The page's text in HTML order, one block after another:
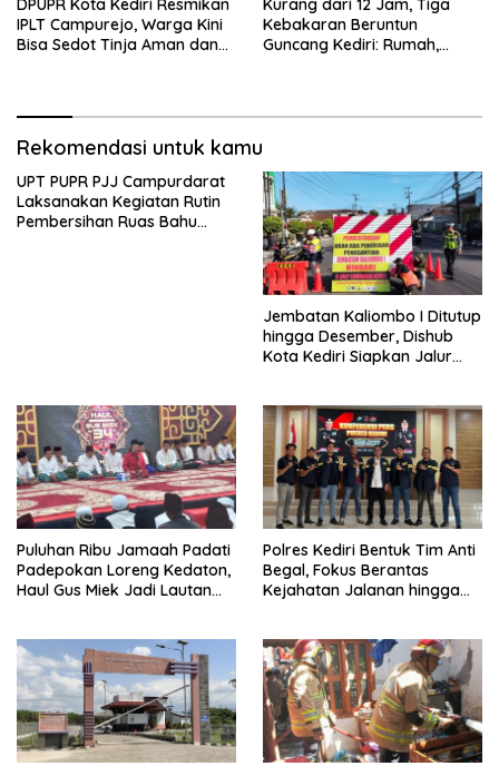
DPUPR Kota Kediri Resmikan
IPLT Campurejo, Warga Kini
Bisa Sedot Tinja Aman dan
Kurang dari 12 Jam, Tiga
Kebakaran Beruntun
Guncang Kediri: Rumah,
Rekomendasi untuk kamu
UPT PUPR PJJ Campurdarat
Laksanakan Kegiatan Rutin
Pembersihan Ruas Bahu
Jembatan Kaliombo I Ditutup
hingga Desember, Dishub
Kota Kediri Siapkan Jalur
Puluhan Ribu Jamaah Padati
Padepokan Loreng Kedaton,
Haul Gus Miek Jadi Lautan
Polres Kediri Bentuk Tim Anti
Begal, Fokus Berantas
Kejahatan Jalanan hingga